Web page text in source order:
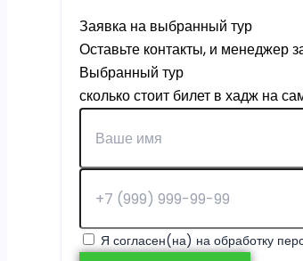
Заявка на выбранный тур
Оставьте контакты, и менеджер
Выбранный тур
сколько стоит билет в хадж на
Я согласен(на) на обработку